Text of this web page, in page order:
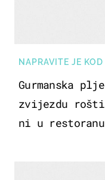
NAPRAVITE JE
Gurmanska
zvijezdu
ni u restoranu